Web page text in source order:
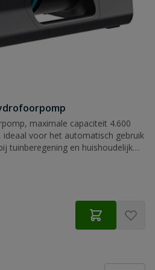
maximale capaciteit 4.600
voor het automatisch gebruik
tuinberegening en huishoudelijk